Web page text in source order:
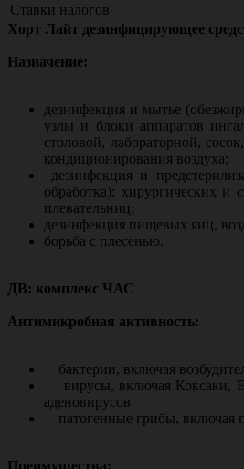
Ставки налогов
Хорт Лайт дезинфицирующее
Назначение:
дезинфекция и мытье
узлы и блоки аппаратов
столовой, лабораторной,
кондиционирования воздуха;
дезинфекция и
обработка): хирургических и
плевательниц;
дезинфекция пищевых яиц,
борьба с плесенью.
ДВ: комплекс ЧАС
Антимикробная активность:
бактерии, включая
вирусы, включая Коксаки,
аденовирусов
патогенные грибы, включая
Преимущества: